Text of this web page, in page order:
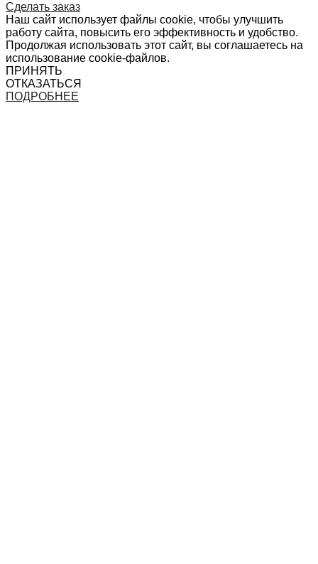
Сделать заказ
Наш сайт использует файлы cookie, чтобы улучшить
работу сайта, повысить его эффективность и удобство.
Продолжая использовать этот сайт, вы соглашаетесь на
использование cookie-файлов.
ПРИНЯТЬ
ОТКАЗАТЬСЯ
ПОДРОБНЕЕ